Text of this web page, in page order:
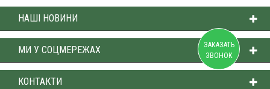
ЗАКАЗАТЬ
ЗВОНОК
НАШІ НОВИНИ
МИ У СОЦМЕРЕЖАХ
КОНТАКТИ